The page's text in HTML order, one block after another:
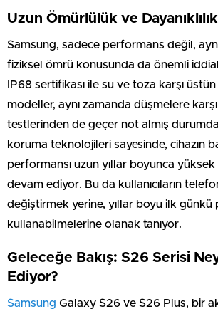
Uzun Ömürlülük ve
Samsung, sadece performans değil,
fiziksel ömrü konusunda da önemli
IP68 sertifikası ile su ve toza karşı
modeller, aynı zamanda düşmelere karşı
testlerinden de geçer not almış durumda.
koruma teknolojileri sayesinde, cihazın
performansı uzun yıllar boyunca
devam ediyor. Bu da kullanıcıların
değiştirmek yerine, yıllar boyu ilk günkü
kullanabilmelerine olanak tanıyor.
Geleceğe Bakış: S26 Serisi
Ediyor?
Samsung Galaxy S26 ve S26 Plus, bir